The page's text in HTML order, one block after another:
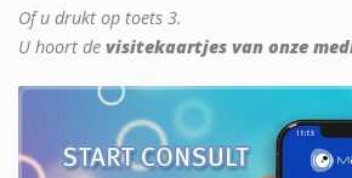
Of u drukt op toets 3.
U hoort de visitekaartjes van onze